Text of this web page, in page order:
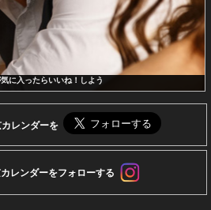
に入ったらいいね！しよう
レンダーを
レンダーをフォローする